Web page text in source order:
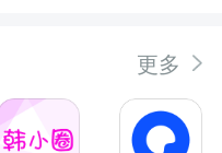
更多